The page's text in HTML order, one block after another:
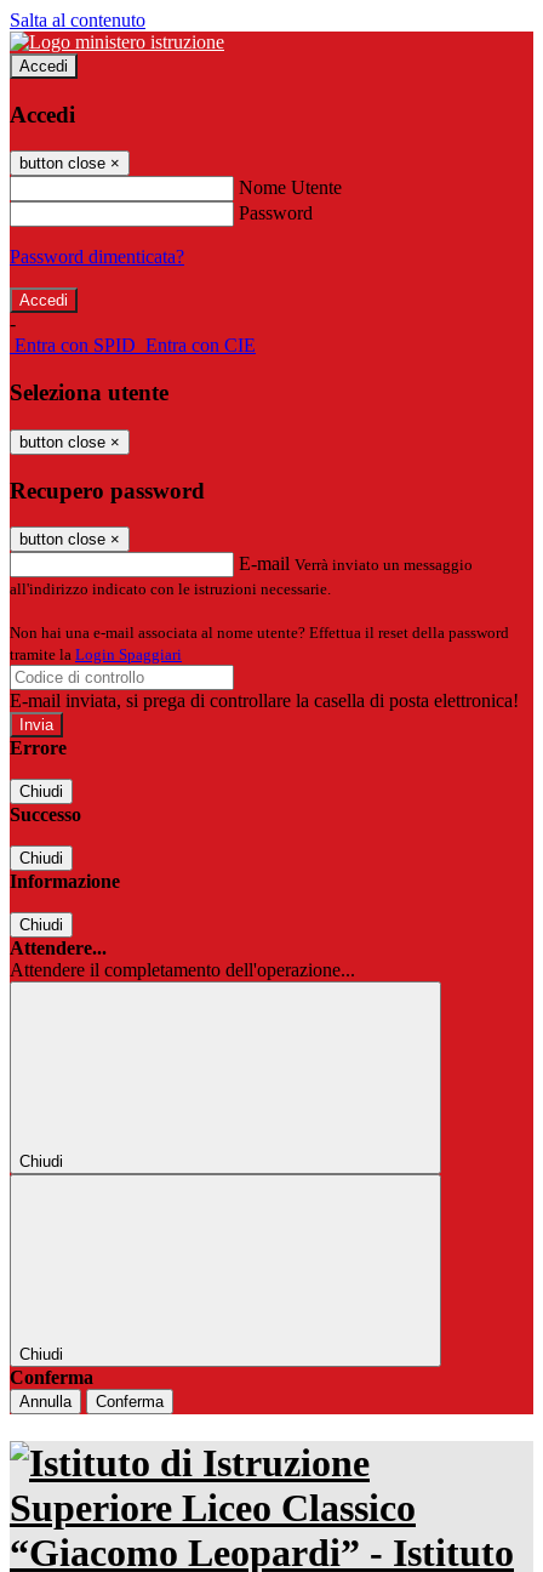
Salta al contenuto
Accedi
Accedi
button close ×
Nome Utente
Password
Password dimenticata?
-
Entra con SPID Entra con CIE
Seleziona utente
button close ×
Recupero password
button close ×
E-mail Verrà inviato un messaggio
all'indirizzo indicato con le istruzioni necessarie.
Non hai una e-mail associata al nome utente? Effettua il reset della password
tramite la Login Spaggiari
E-mail inviata, si prega di controllare la casella di posta elettronica!
Errore
Chiudi
Successo
Chiudi
Informazione
Chiudi
Attendere...
Attendere il completamento dell'operazione...
Chiudi
Chiudi
Conferma
Annulla Conferma